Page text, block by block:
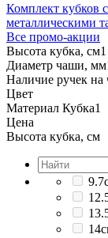
Комплект кубков
металлическими
Все промо-акции
Высота кубка, см1
Диаметр чаши, мм
Наличие ручек на
Цвет
Материал Кубка1
Цена
Высота кубка, см